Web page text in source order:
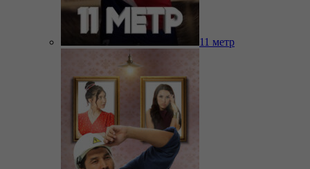
11 метр